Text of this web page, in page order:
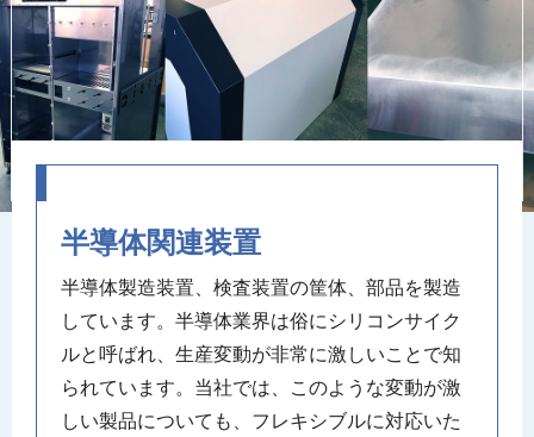
半導体関連装置
半導体製造装置、検査装置の筐体、部品を製造
しています。半導体業界は俗にシリコンサイク
ルと呼ばれ、生産変動が非常に激しいことで知
られています。当社では、このような変動が激
しい製品についても、フレキシブルに対応いた